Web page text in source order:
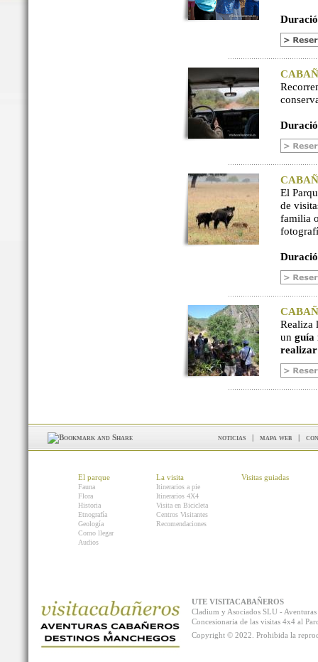
El
de
familia
Realiza
un guía
noticias | mapa web |
El parque
Fauna
Flora
Historia
Etnografía
Geología
Como llegar
Audios
La visita
Itinerarios a pie
Itinerarios 4X4
Visita en Bicicleta
Centros Visitantes
Recomendaciones
Visitas guiadas
UTE VISITACABAÑEROS
Cladium y Asociados SLU -
Concesionaria de las visitas 4x4 al
Copyright © 2022. Prohibida la